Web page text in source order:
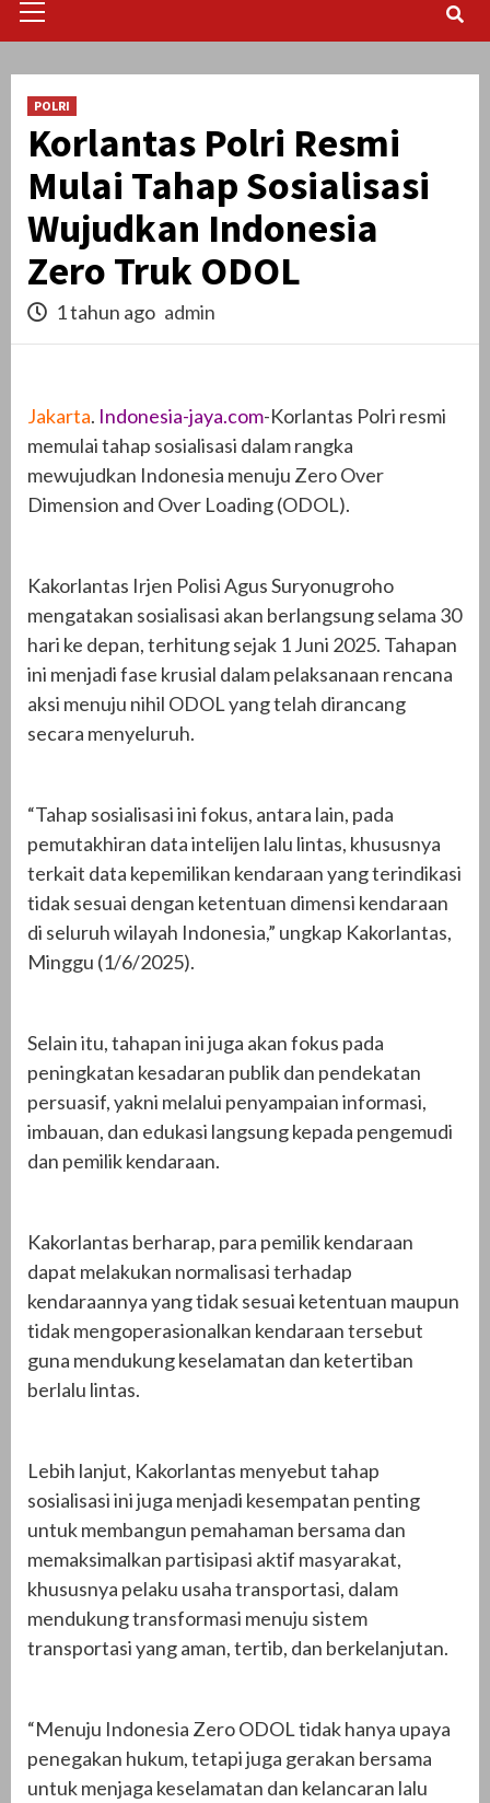
Menu
POLRI
Korlantas Polri Resmi
Mulai Tahap Sosialisasi
Wujudkan Indonesia
Zero Truk ODOL
1 tahun ago admin
Jakarta. Indonesia-jaya.com-Korlantas Polri resmi
memulai tahap sosialisasi dalam rangka
mewujudkan Indonesia menuju Zero Over
Dimension and Over Loading (ODOL).
Kakorlantas Irjen Polisi Agus Suryonugroho
mengatakan sosialisasi akan berlangsung selama 30
hari ke depan, terhitung sejak 1 Juni 2025. Tahapan
ini menjadi fase krusial dalam pelaksanaan rencana
aksi menuju nihil ODOL yang telah dirancang
secara menyeluruh.
“Tahap sosialisasi ini fokus, antara lain, pada
pemutakhiran data intelijen lalu lintas, khususnya
terkait data kepemilikan kendaraan yang terindikasi
tidak sesuai dengan ketentuan dimensi kendaraan
di seluruh wilayah Indonesia,” ungkap Kakorlantas,
Minggu (1/6/2025).
Selain itu, tahapan ini juga akan fokus pada
peningkatan kesadaran publik dan pendekatan
persuasif, yakni melalui penyampaian informasi,
imbauan, dan edukasi langsung kepada pengemudi
dan pemilik kendaraan.
Kakorlantas berharap, para pemilik kendaraan
dapat melakukan normalisasi terhadap
kendaraannya yang tidak sesuai ketentuan maupun
tidak mengoperasionalkan kendaraan tersebut
guna mendukung keselamatan dan ketertiban
berlalu lintas.
Lebih lanjut, Kakorlantas menyebut tahap
sosialisasi ini juga menjadi kesempatan penting
untuk membangun pemahaman bersama dan
memaksimalkan partisipasi aktif masyarakat,
khususnya pelaku usaha transportasi, dalam
mendukung transformasi menuju sistem
transportasi yang aman, tertib, dan berkelanjutan.
“Menuju Indonesia Zero ODOL tidak hanya upaya
penegakan hukum, tetapi juga gerakan bersama
untuk menjaga keselamatan dan kelancaran lalu